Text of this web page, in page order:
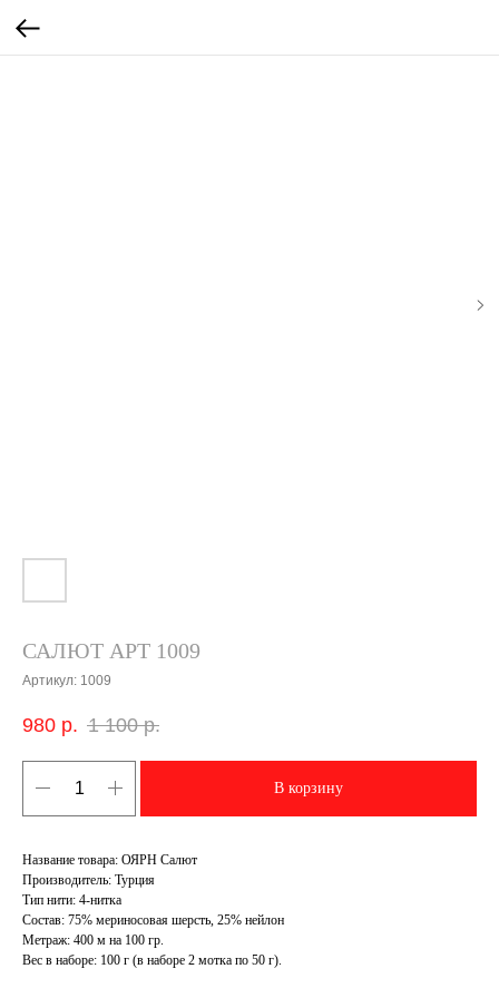
САЛЮТ АРТ 1009
Артикул: 1009
980 р. 1 100 р.
В корзину
Название товара: ОЯРН Салют
Производитель: Турция
Тип нити: 4-нитка
Состав: 75% мериносовая шерсть, 25% нейлон
Метраж: 400 м на 100 гр.
Вес в наборе: 100 г (в наборе 2 мотка по 50 г).